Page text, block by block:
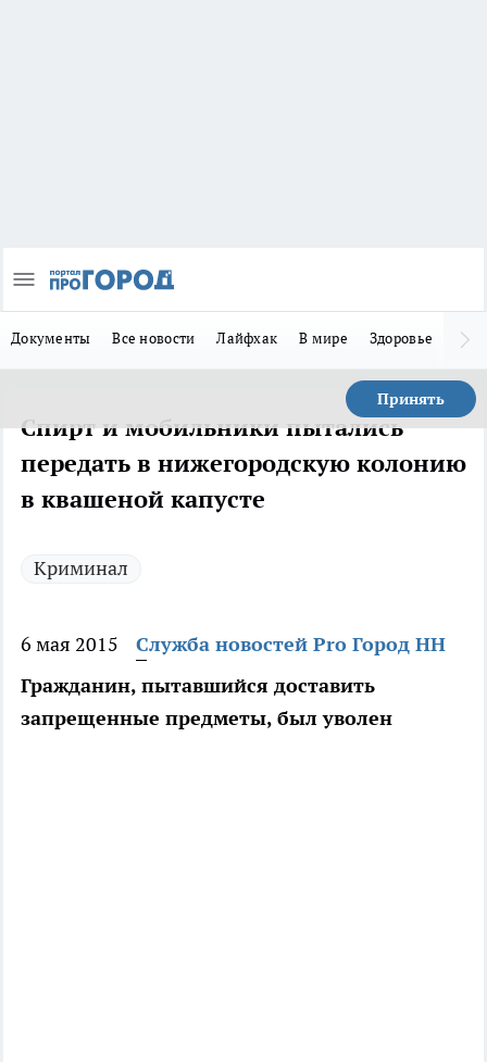
Документы Все новости Лайфхак В мире Здоровье
Принять
Спирт и мобильники пытались
передать в нижегородскую колонию
в квашеной капусте
Криминал
6 мая 2015
Служба новостей Pro Город НН
Гражданин, пытавшийся доставить
запрещенные предметы, был уволен